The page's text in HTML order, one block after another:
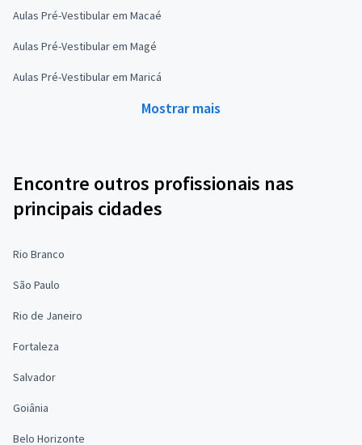
Aulas Pré-Vestibular em Macaé
Aulas Pré-Vestibular em Magé
Aulas Pré-Vestibular em Maricá
Mostrar mais
Encontre outros profissionais nas
principais cidades
Rio Branco
São Paulo
Rio de Janeiro
Fortaleza
Salvador
Goiânia
Belo Horizonte